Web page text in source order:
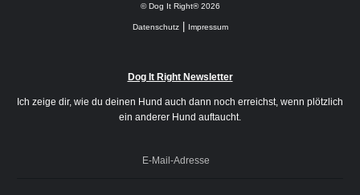
© Dog It Right®2026
Datenschutz| Impressum
Dog It Right Newsletter
Ich zeige dir, wie du deinen Hund auch dann noch erreichst, wenn plötzlich
ein anderer Hund auftaucht.